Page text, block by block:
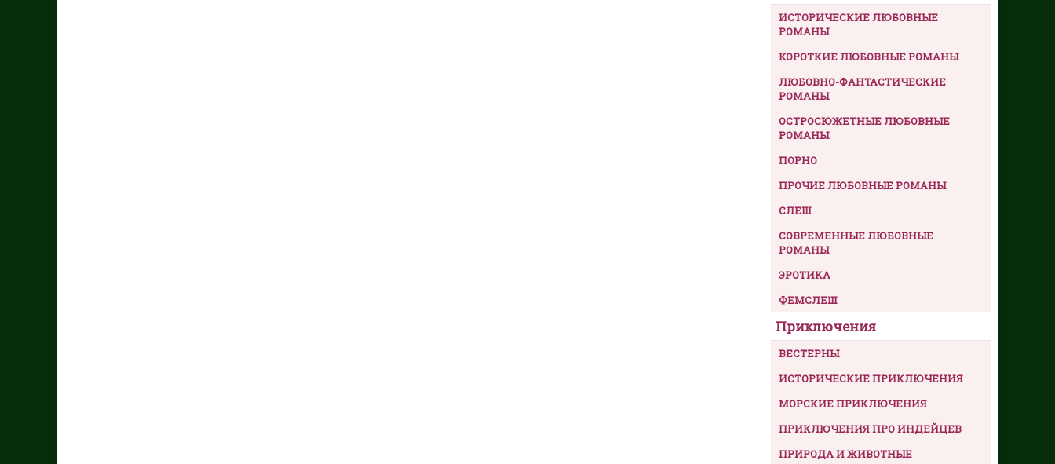
ИСТОРИЧЕСКИЕ ЛЮБОВНЫЕ
РОМАНЫ
КОРОТКИЕ ЛЮБОВНЫЕ РОМАНЫ
ЛЮБОВНО-ФАНТАСТИЧЕСКИЕ
РОМАНЫ
ОСТРОСЮЖЕТНЫЕ ЛЮБОВНЫЕ
РОМАНЫ
ПОРНО
ПРОЧИЕ ЛЮБОВНЫЕ РОМАНЫ
СЛЕШ
СОВРЕМЕННЫЕ ЛЮБОВНЫЕ
РОМАНЫ
ЭРОТИКА
ФЕМСЛЕШ
Приключения
ВЕСТЕРНЫ
ИСТОРИЧЕСКИЕ ПРИКЛЮЧЕНИЯ
МОРСКИЕ ПРИКЛЮЧЕНИЯ
ПРИКЛЮЧЕНИЯ ПРО ИНДЕЙЦЕВ
ПРИРОДА И ЖИВОТНЫЕ